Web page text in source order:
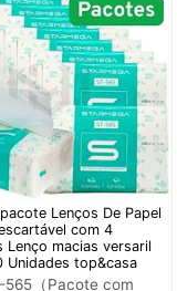
Lenços De Papel
com 4
Lenço macias versaril
Unidades top&casa
565（Pacote com